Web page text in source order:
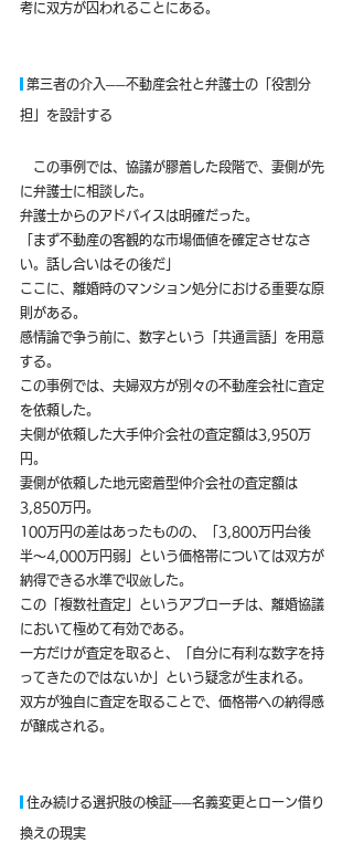
考に双方が囚われることにある。
第三者の介入──不動産会社と弁護士の「役割分
担」を設計する
この事例では、協議が膠着した段階で、妻側が先
に弁護士に相談した。
弁護士からのアドバイスは明確だった。
「まず不動産の客観的な市場価値を確定させなさ
い。話し合いはその後だ」
ここに、離婚時のマンション処分における重要な原
則がある。
感情論で争う前に、数字という「共通言語」を用意
する。
この事例では、夫婦双方が別々の不動産会社に査定
を依頼した。
夫側が依頼した大手仲介会社の査定額は3,950万
円。
妻側が依頼した地元密着型仲介会社の査定額は
3,850万円。
100万円の差はあったものの、「3,800万円台後
半〜4,000万円弱」という価格帯については双方が
納得できる水準で収斂した。
この「複数社査定」というアプローチは、離婚協議
において極めて有効である。
一方だけが査定を取ると、「自分に有利な数字を持
ってきたのではないか」という疑念が生まれる。
双方が独自に査定を取ることで、価格帯への納得感
が醸成される。
住み続ける選択肢の検証──名義変更とローン借り
換えの現実